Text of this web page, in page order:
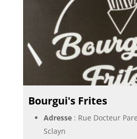
Bourgui's Frites
Adresse: Rue Docteur
Sclayn